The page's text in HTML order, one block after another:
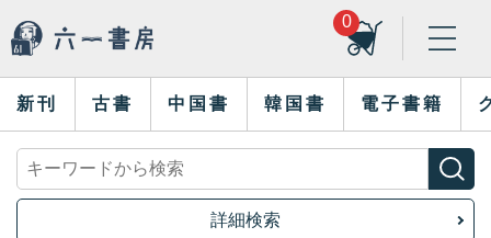
0
新刊 古書 中国書 韓国書 電子書籍
詳細検索